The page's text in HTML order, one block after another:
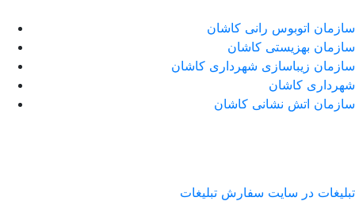
سازمان اتوبوس رانی کاشان
سازمان بهزیستی کاشان
سازمان زیباسازی شهرداری کاشان
شهرداری کاشان
سازمان اتش نشانی کاشان
تبلیغات در سایت سفارش تبلیغات